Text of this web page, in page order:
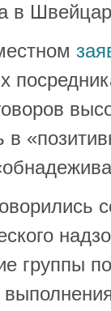
в
в
группы